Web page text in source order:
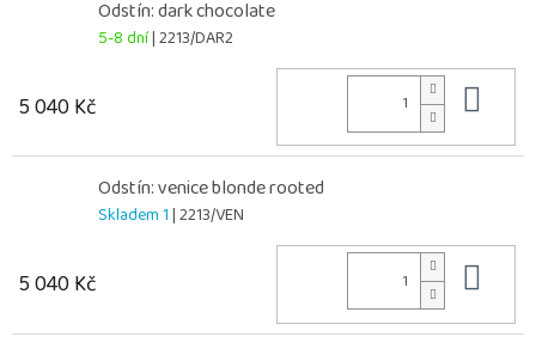
Odstín: dark chocolate
5-8 dní| 2213/DAR2
5 040 Kč
Odstín: venice blonde rooted
Skladem 1| 2213/VEN
5 040 Kč